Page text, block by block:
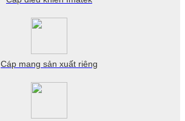
Cáp mang sản xuất riêng